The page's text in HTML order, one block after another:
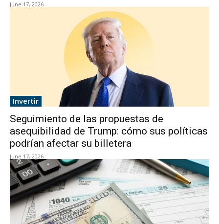
June 17, 2026
Invertir
Seguimiento de las propuestas de
asequibilidad de Trump: cómo sus políticas
podrían afectar su billetera
June 17, 2026